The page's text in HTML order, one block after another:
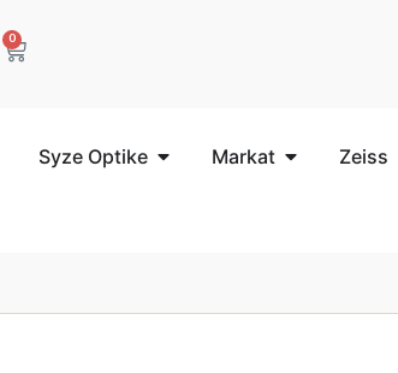
0
Syze Optike Markat Zeiss